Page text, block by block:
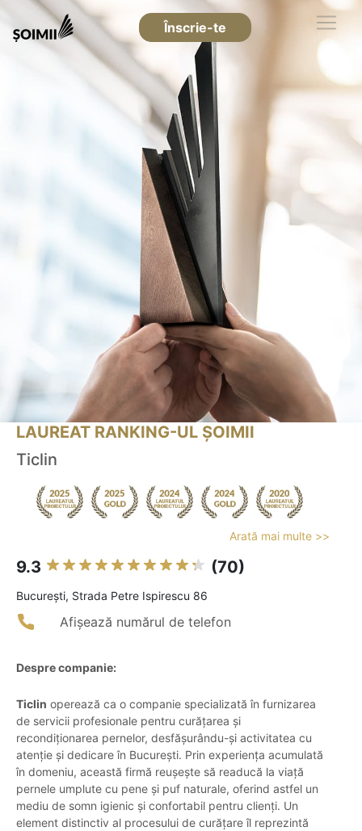
Înscrie-te
LAUREAT RANKING-UL ȘOIMII
Ticlin
Arată mai multe >>
9.3 (70)
Bucureşti, Strada Petre Ispirescu 86
Afișează numărul de telefon
Despre companie:
Ticlin operează ca o companie specializată în furnizarea
de servicii profesionale pentru curățarea și
recondiționarea pernelor, desfășurându-și activitatea cu
atenție și dedicare în București. Prin experiența acumulată
în domeniu, această firmă reușește să readucă la viață
pernele umplute cu pene și puf naturale, oferind astfel un
mediu de somn igienic și confortabil pentru clienți. Un
element distinctiv al procesului de curățare îl reprezintă